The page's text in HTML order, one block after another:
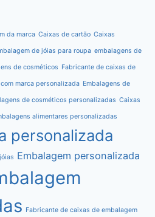
da marca Caixas de cartão Caixas
de jóias para roupa embalagens de
de cosméticos Fabricante de caixas de
marca personalizada Embalagens de
de cosméticos personalizadas Caixas
alimentares personalizadas
personalizada
Embalagem personalizada
Fabricante de caixas de embalagem